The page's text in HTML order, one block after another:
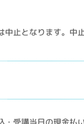
止となります。中